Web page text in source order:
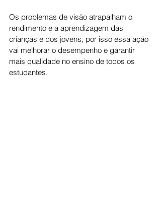
Os problemas de visão atrapalham o
rendimento e a aprendizagem das
crianças e dos jovens, por isso essa ação
vai melhorar o desempenho e garantir
mais qualidade no ensino de todos os
estudantes.